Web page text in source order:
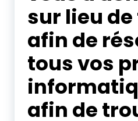
sur lieu
afin de
tous vos
afin de